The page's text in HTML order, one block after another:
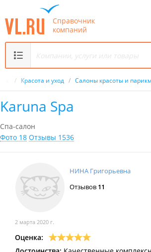
Справочник
компаний
/ Красота и уход / Салоны красоты и
Karuna Spa
Спа-салон
Фото 18 Отзывы 1536
НИНА Григорьевна
Отзывов 11
2 марта 2020 г.
Оценка: